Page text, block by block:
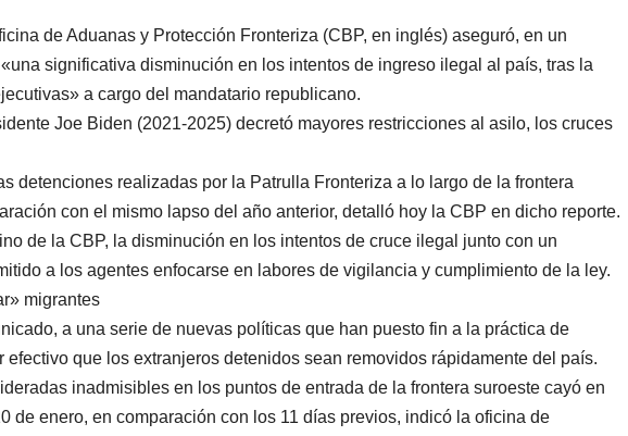
de Aduanas y Protección Fronteriza (CBP, en inglés) aseguró, en un
significativa disminución en los intentos de ingreso ilegal al país, tras la
a cargo del mandatario republicano.
Joe Biden (2021-2025) decretó mayores restricciones al asilo, los cruces
detenciones realizadas por la Patrulla Fronteriza a lo largo de la frontera
con el mismo lapso del año anterior, detalló hoy la CBP en dicho reporte.
de la CBP, la disminución en los intentos de cruce ilegal junto con un
a los agentes enfocarse en labores de vigilancia y cumplimiento de la ley.
migrantes
a una serie de nuevas políticas que han puesto fin a la práctica de
que los extranjeros detenidos sean removidos rápidamente del país.
inadmisibles en los puntos de entrada de la frontera suroeste cayó en
de enero, en comparación con los 11 días previos, indicó la oficina de